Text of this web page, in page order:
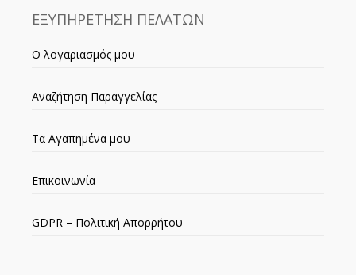
ΕΞΥΠΗΡΕΤΗΣΗ ΠΕΛΑΤΩΝ
Ο λογαριασμός μου
Αναζήτηση Παραγγελίας
Τα Αγαπημένα μου
Επικοινωνία
GDPR – Πολιτική Απορρήτου